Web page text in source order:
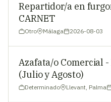
Repartidor/a en
CARNET
Otro Málaga 2026-08-03
Azafata/o Comercial
(Julio y Agosto)
Determinado Llevant, Palma